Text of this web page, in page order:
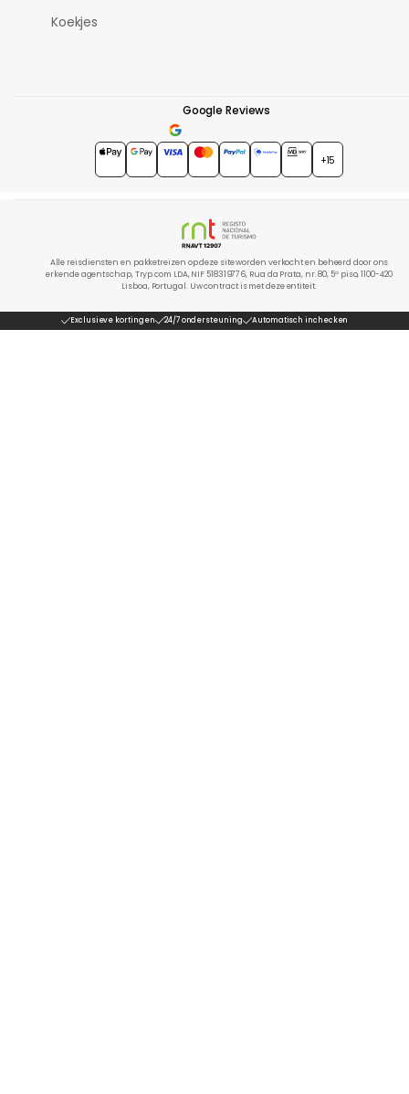
Koekjes
Google Reviews
4.7★★★★★
+15
Alle reisdiensten en pakketreizen op deze site worden verkocht en beheerd door ons
erkende agentschap, Tryp.com LDA, NIF 518319776, Rua da Prata, nr. 80, 5º piso, 1100-420
Lisboa, Portugal. Uw contract is met deze entiteit.
Exclusieve kortingen 24/7 ondersteuning Automatisch inchecken